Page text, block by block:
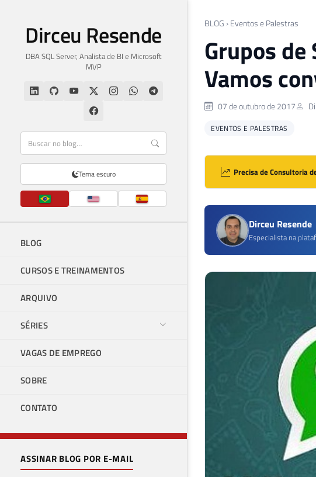
Dirceu Resende
DBA SQL Server, Analista de BI e Microsoft
MVP
Tema escuro
BLOG
CURSOS E TREINAMENTOS
ARQUIVO
SÉRIES
VAGAS DE EMPREGO
SOBRE
CONTATO
ASSINAR BLOG POR E-MAIL
BLOG › Eventos e Palestras
Grupos de
Vamos
07 de outubro de 2017
EVENTOS E PALESTRAS
Precisa de Consultoria
Dirceu Resende
Especialista na